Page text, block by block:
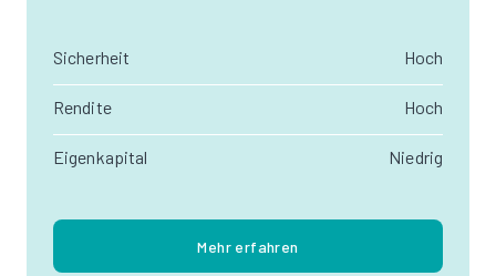
Sicherheit Hoch
Rendite Hoch
Eigenkapital Niedrig
Mehr erfahren